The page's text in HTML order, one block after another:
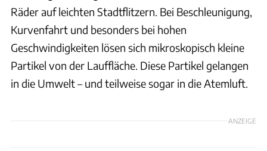
Räder auf leichten Stadtflitzern. Bei Beschleunigung,
Kurvenfahrt und besonders bei hohen
Geschwindigkeiten lösen sich mikroskopisch kleine
Partikel von der Lauffläche. Diese Partikel gelangen
in die Umwelt – und teilweise sogar in die Atemluft.
ANZEIGE